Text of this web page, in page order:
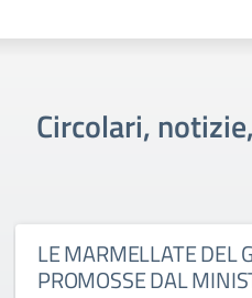
Circolari,
LE MARMELLATE DEL
PROMOSSE DAL